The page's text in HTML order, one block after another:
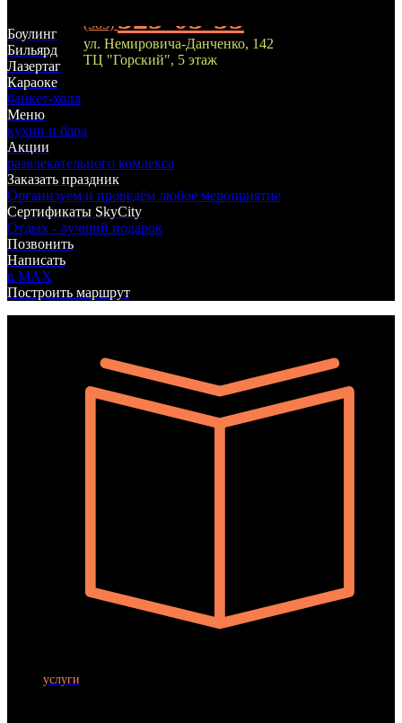
(383) 325-05-55
ул. Немировича-Данченко, 142
ТЦ "Горский", 5 этаж
ОРГАНИЗАЦИЯ ПРАЗДНИКОВ
Боулинг
Бильярд
Лазертаг
Караоке
банкет-холл
Меню
кухни и бара
Акции
развлекательного комлекса
Заказать праздник
Организуем и проведём любое мероприятие
Сертификаты SkyCity
Отдых - лучший подарок
Позвонить
Написать
в MAX
Построить маршрут
услуги